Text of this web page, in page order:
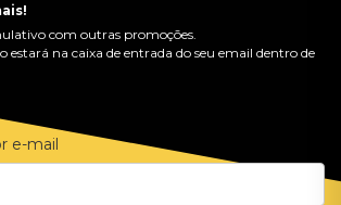
com outras promoções.
estará na caixa de entrada do seu email dentro de
e-mail